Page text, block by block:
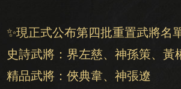
✨現正式公布第四批重置武將名
史詩武將：界左慈、神孫策、黃
精品武將：俠典韋、神張遼